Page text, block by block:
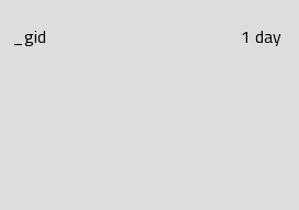
_gid 1 day